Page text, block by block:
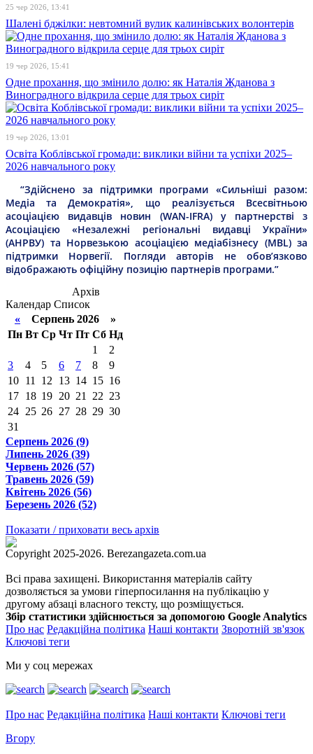
25 чер 2026, 13:41
Шалені бджілки: невтомний вулик калинівських волонтерів
19 чер 2026, 15:41
Одне прохання, що змінило долю: як Наталія Жданова з
Виноградного відкрила серце для трьох сиріт
19 чер 2026, 13:01
Освіта Коблівської громади: виклики війни та успіхи 2025–
2026 навчального року
“Здійснено за підтримки програми «Сильніші разом:
Медіа та Демократія», що реалізується Всесвітньою
асоціацією видавців новин (WAN-IFRA) у партнерстві з
Асоціацією «Незалежні регіональні видавці України»
(АНРВУ) та Норвезькою асоціацією медіабізнесу (MBL) за
підтримки Норвегії. Погляди авторів не обов’язково
відображають офіційну позицію партнерів програми.”
Архів
Календар Список
« Серпень 2026 »
Пн Вт Ср Чт Пт Сб Нд
1
2
3
4 5 6 7 8
9
10 11 12 13 14 15 16
17 18 19 20 21 22 23
24 25 26 27 28 29 30
31
Серпень 2026 (9)
Липень 2026 (39)
Червень 2026 (57)
Травень 2026 (59)
Квітень 2026 (56)
Березень 2026 (52)
Показати / приховати весь архів
Copyright 2025-2026. Berezangazeta.com.ua
Всі права захищені. Використання матеріалів сайту
дозволяється за умови гіперпосилання на публікацію у
другому абзаці власного тексту, що розміщується.
Збір статистики здійснюється за допомогою Google Analytics
Про нас Редакційна політика Наші контакти Зворотній зв'язок
Ключові теги
Ми у соц мережах
Про нас Редакційна політика Наші контакти Ключові теги
Вгору